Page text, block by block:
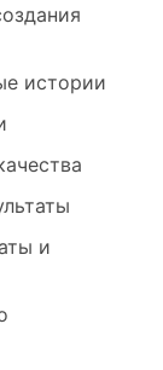
истории
и